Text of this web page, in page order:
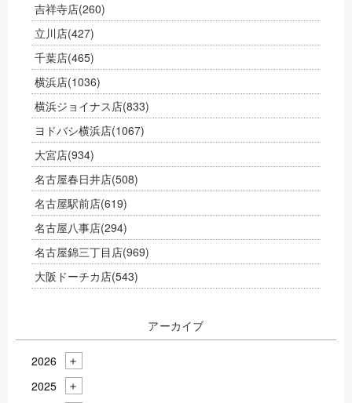
吉祥寺店(260)
立川店(427)
千葉店(465)
横浜店(1036)
横浜ジョイナス店(833)
ヨドバシ横浜店(1067)
大宮店(934)
名古屋春日井店(508)
名古屋駅前店(619)
名古屋八事店(294)
名古屋錦三丁目店(969)
大阪ドーチカ店(543)
アーカイブ
2026
2025